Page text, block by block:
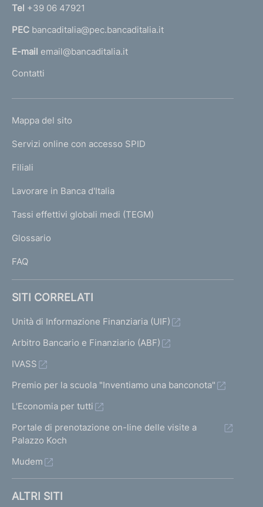
o
n
a
l
'
m
e
a
g
Tel +39 06 47921
PEC bancaditalia@pec.bancaditalia.it
E-mail email@bancaditalia.it
Contatti
L
N
K
T
I
I
Mappa del sito
Servizi online con accesso SPID
Filiali
Lavorare in Banca d'Italia
Tassi effettivi globali medi (TEGM)
Glossario
FAQ
SITI CORRELATI
Unità di Informazione Finanziaria (UIF)
Arbitro Bancario e Finanziario (ABF)
IVASS
Premio per la scuola "Inventiamo una banconota"
L'Economia per tutti
Portale di prenotazione on-line delle visite a
Palazzo Koch
Mudem
ALTRI SITI